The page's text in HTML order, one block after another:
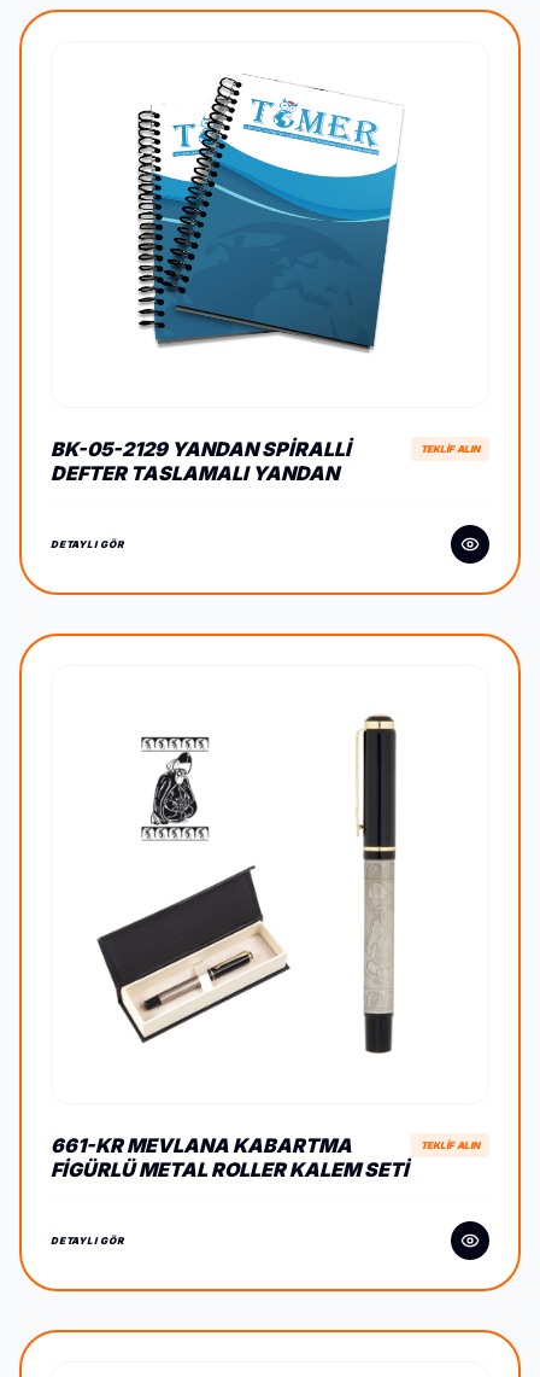
BK-05-2129 YANDAN SPIRALLI
DEFTER TASLAMALI YANDAN
TEKLİF ALIN
DETAYLI GÖR
661-KR MEVLANA KABARTMA
FIGÜRLÜ METAL ROLLER KALEM SETI
TEKLİF ALIN
DETAYLI GÖR